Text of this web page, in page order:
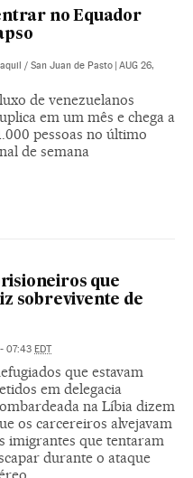
no Equador
/ San Juan de Pasto | AUG 26,
de venezuelanos
em um mês e chega a
pessoas no último
de semana
que
sobrevivente de
07:43 EDT
que estavam
em delegacia
na Líbia dizem
os carcereiros alvejavam
imigrantes que tentaram
durante o ataque